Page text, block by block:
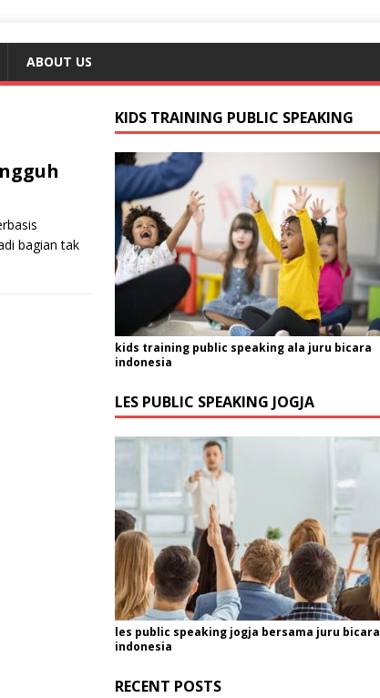
ABOUT US
bagian tak
KIDS TRAINING PUBLIC SPEAKING
kids training public speaking ala juru bicara
indonesia
LES PUBLIC SPEAKING JOGJA
les public speaking jogja bersama juru bicara
indonesia
RECENT POSTS